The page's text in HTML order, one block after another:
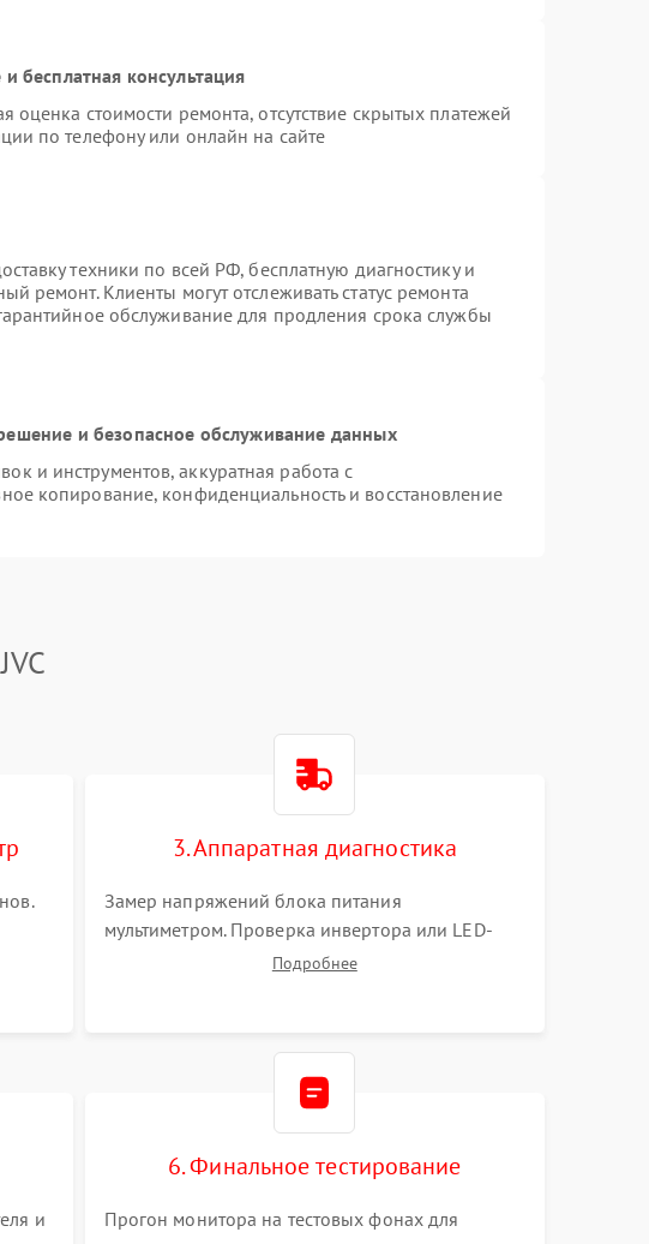
бесплатная консультация
оценка стоимости ремонта, отсутствие скрытых платежей
по телефону или онлайн на сайте
техники по всей РФ, бесплатную диагностику и
ремонт. Клиенты могут отслеживать статус ремонта
обслуживание для продления срока службы
и безопасное обслуживание данных
и инструментов, аккуратная работа с
копирование, конфиденциальность и восстановление
3. Аппаратная диагностика
Замер напряжений блока питания
мультиметром. Проверка инвертора или LED-
драйвера подсветки. Диагностика цепей
Подробнее
и
6. Финальное тестирование
Прогон монитора на тестовых фонах для